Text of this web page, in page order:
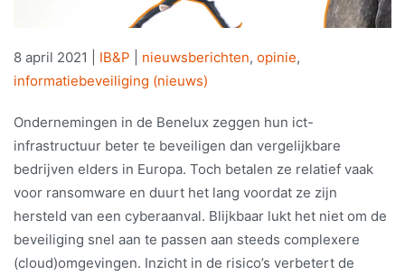
8 april 2021 IB&P nieuwsberichten, opinie,
informatiebeveiliging (nieuws)
Ondernemingen in de Benelux zeggen hun ict-
infrastructuur beter te beveiligen dan vergelijkbare
bedrijven elders in Europa. Toch betalen ze relatief vaak
voor ransomware en duurt het lang voordat ze zijn
hersteld van een cyberaanval. Blijkbaar lukt het niet om de
beveiliging snel aan te passen aan steeds complexere
(cloud)omgevingen. Inzicht in de risico’s verbetert de